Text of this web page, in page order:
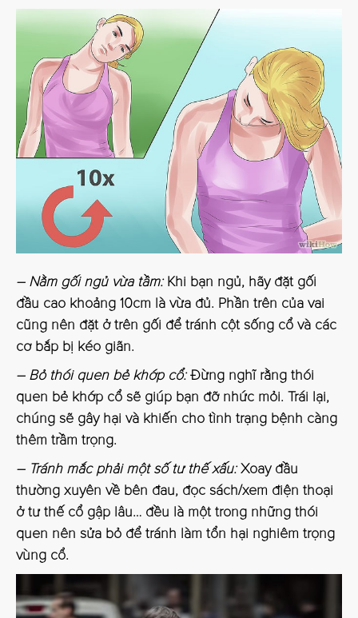
– Nằm gối ngủ vừa tầm:Khi bạn ngủ, hãy đặt gối
đầu cao khoảng 10cm là vừa đủ. Phần trên của vai
cũng nên đặt ở trên gối để tránh cột sống cổ và các
cơ bắp bị kéo giãn.
– Bỏ thói quen bẻ khớp cổ:Đừng nghĩ rằng thói
quen bẻ khớp cổ sẽ giúp bạn đỡ nhức mỏi. Trái lại,
chúng sẽ gây hại và khiến cho tình trạng bệnh càng
thêm trầm trọng.
– Tránh mắc phải một số tư thế xấu:Xoay đầu
thường xuyên về bên đau, đọc sách/xem điện thoại
ở tư thế cổ gập lâu… đều là một trong những thói
quen nên sửa bỏ để tránh làm tổn hại nghiêm trọng
vùng cổ.